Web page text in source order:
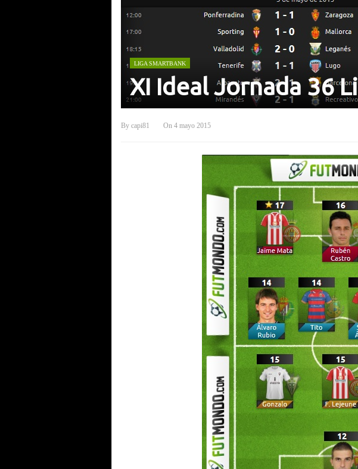
LIGA SMARTBANK
XI Ideal Jornada 36
By capi81 On 4 mayo 2015